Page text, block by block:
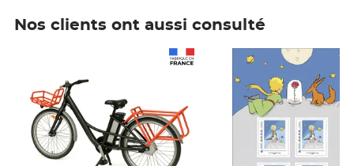
Nos clients ont aussi consulté
Prix 7,50€